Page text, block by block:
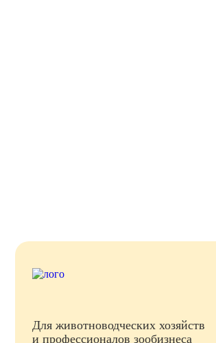
Для животноводческих хозяйств
и профессионалов зообизнеса